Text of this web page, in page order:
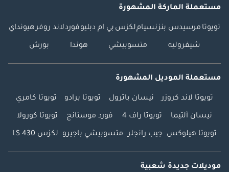
مستعملة الماركة المشهورة
تويوتا مرسيدس بنزنسياملكزس بي ام دبليوفوردلاند روفرهيونداي
شيفروليه متسوبيشي هوندا بورش
مستعملة الموديل المشهورة
تويوتا لاند كروزر نيسان باترول تويوتا برادو تويوتا كامري
نيسان ألتيما تويوتا راف 4 فورد موستانج تويوتا كورولا
تويوتا هيلوكس جيب رانجلر متسوبيشي باجيرو لكزس LS 430
موديلات جديدة شعبية